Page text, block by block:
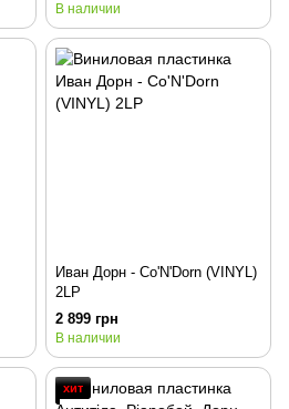
В наличии
Иван Дорн - Co'N'Dorn (VINYL)
2LP
2 899 грн
В наличии
хит